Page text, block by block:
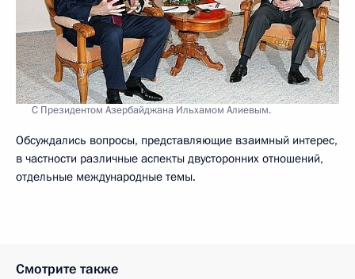
С Президентом Азербайджана Ильхамом Алиевым.
Обсуждались вопросы, представляющие взаимный интерес,
в частности различные аспекты двусторонних отношений,
отдельные международные темы.
Смотрите также